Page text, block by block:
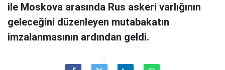
ile Moskova arasında Rus askeri varlığının
geleceğini düzenleyen mutabakatın
imzalanmasının ardından geldi.